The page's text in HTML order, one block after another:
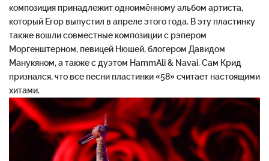
композиция принадлежит одноимённому альбом артиста,
который Егор выпустил в апреле этого года. В эту пластинку
также вошли совместные композиции с рэпером
Моргенштерном, певицей Нюшей, блогером Давидом
Манукяном, а также с дуэтом HammAli & Navai. Сам Крид
признался, что все песни пластинки «58» считает настоящими
хитами.